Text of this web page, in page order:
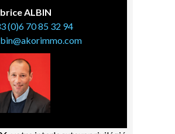
ALBIN
(0)6 70 85 32 94